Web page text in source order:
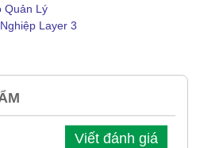
Quản Lý
Layer 3
Viết đánh giá